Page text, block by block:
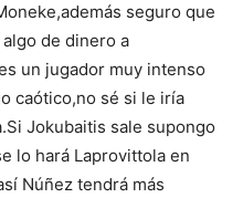
seguro que
de dinero a
un jugador muy intenso
caótico,no sé si le iría
Jokubaitis sale supongo
lo hará Laprovittola en
Núñez tendrá más